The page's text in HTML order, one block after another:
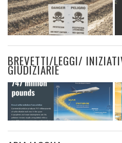
BREVETTI/LEGGI/
GIUDIZIARIE